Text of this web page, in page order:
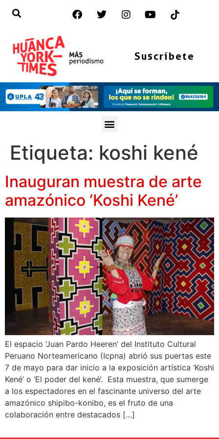
Suscríbete
Etiqueta: koshi kené
Inauguran muestra de arte
amazónico ‘Koshi Kené’
El espacio ‘Juan Pardo Heeren’ del Instituto Cultural
Peruano Norteamericano (Icpna) abrió sus puertas este
7 de mayo para dar inicio a la exposición artística ‘Koshi
Kené’ o ‘El poder del kené’. Esta muestra, que sumerge
a los espectadores en el fascinante universo del arte
amazónico shipibo-konibo, es el fruto de una
colaboración entre destacados […]